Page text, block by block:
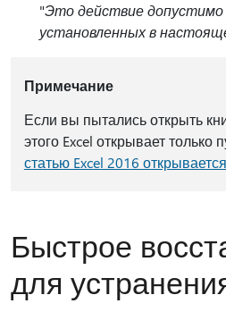
"Это действие допустимо
установленных в
Примечание
Если вы пытались открыть
этого Excel открывает только
статью Excel 2016
Быстрое
для